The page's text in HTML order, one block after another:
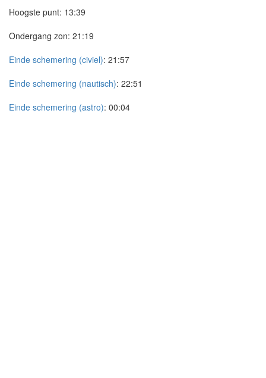
Hoogste punt: 13:39
Ondergang zon: 21:19
Einde schemering (civiel): 21:57
Einde schemering (nautisch): 22:51
Einde schemering (astro): 00:04